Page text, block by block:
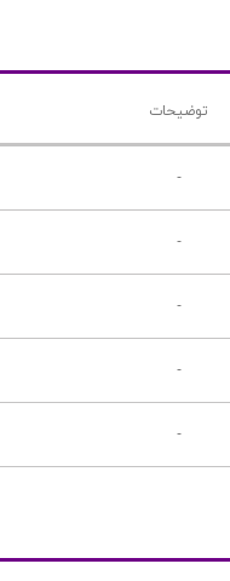
توضیحات
-
-
-
-
-